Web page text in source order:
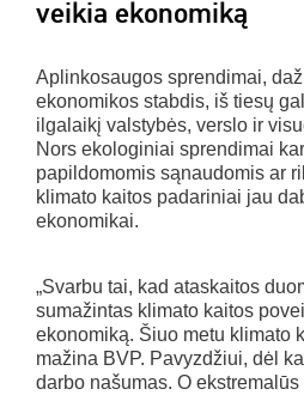
veikia ekonomiką
Aplinkosaugos sprendimai,
ekonomikos stabdis, iš tiesų
ilgalaikį valstybės, verslo ir
Nors ekologiniai sprendimai
papildomomis sąnaudomis ar
klimato kaitos padariniai jau
ekonomikai.
„Svarbu tai, kad ataskaitos
sumažintas klimato kaitos
ekonomiką. Šiuo metu klimato
mažina BVP. Pavyzdžiui, dėl
darbo našumas. O